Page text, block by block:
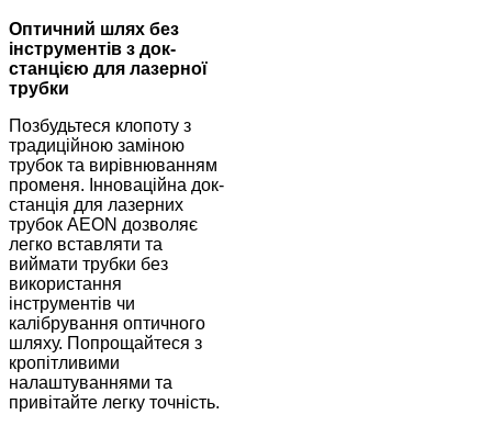
Оптичний шлях без
інструментів з док-
станцією для лазерної
трубки
Позбудьтеся клопоту з
традиційною заміною
трубок та вирівнюванням
променя. Інноваційна док-
станція для лазерних
трубок AEON дозволяє
легко вставляти та
виймати трубки без
використання
інструментів чи
калібрування оптичного
шляху. Попрощайтеся з
кропітливими
налаштуваннями та
привітайте легку точність.